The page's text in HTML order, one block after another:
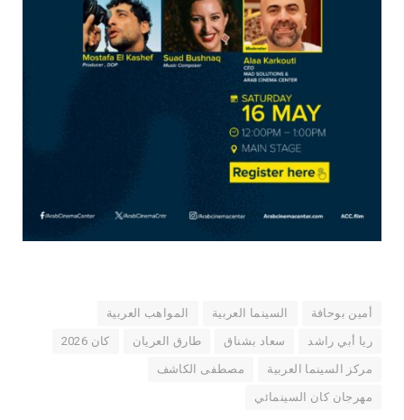
أمين بوحافة السينما العربية المواهب العربية
ريا أبي راشد سعاد بشناق طارق العريان كان 2026
مركز السينما العربية مصطفى الكاشف
مهرجان كان السينمائي